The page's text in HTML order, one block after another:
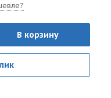
В корзину